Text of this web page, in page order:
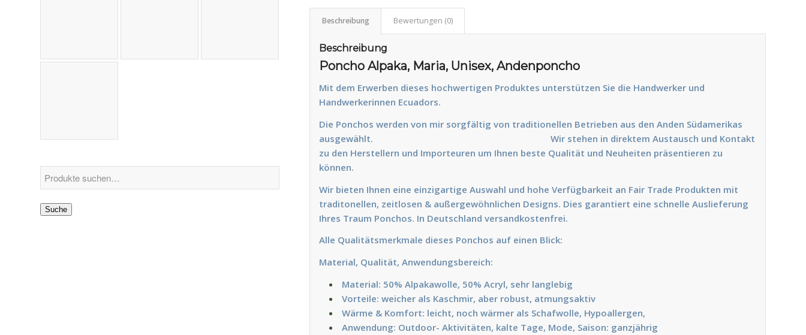
Suche
Beschreibung Bewertungen (0)
Beschreibung
Poncho Alpaka, Maria, Unisex, Andenponcho
Mit dem Erwerben dieses hochwertigen Produktes unterstützen Sie die Handwerker und
Handwerkerinnen Ecuadors.
Die Ponchos werden von mir sorgfältig von traditionellen Betrieben aus den Anden Südamerikas
ausgewählt.Wir stehen in direktem Austausch und Kontakt
zu den Herstellern und Importeuren um Ihnen beste Qualität und Neuheiten präsentieren zu
können.
Wir bieten Ihnen eine einzigartige Auswahl und hohe Verfügbarkeit an Fair Trade Produkten mit
traditonellen, zeitlosen & außergewöhnlichen Designs. Dies garantiert eine schnelle Auslieferung
Ihres Traum Ponchos. In Deutschland versandkostenfrei.
Alle Qualitätsmerkmale dieses Ponchos auf einen Blick:
Material, Qualität, Anwendungsbereich:
Material: 50% Alpakawolle, 50% Acryl, sehr langlebig
Vorteile: weicher als Kaschmir, aber robust, atmungsaktiv
Wärme & Komfort: leicht, noch wärmer als Schafwolle, Hypoallergen,
Anwendung: Outdoor- Aktivitäten, kalte Tage, Mode, Saison: ganzjährig